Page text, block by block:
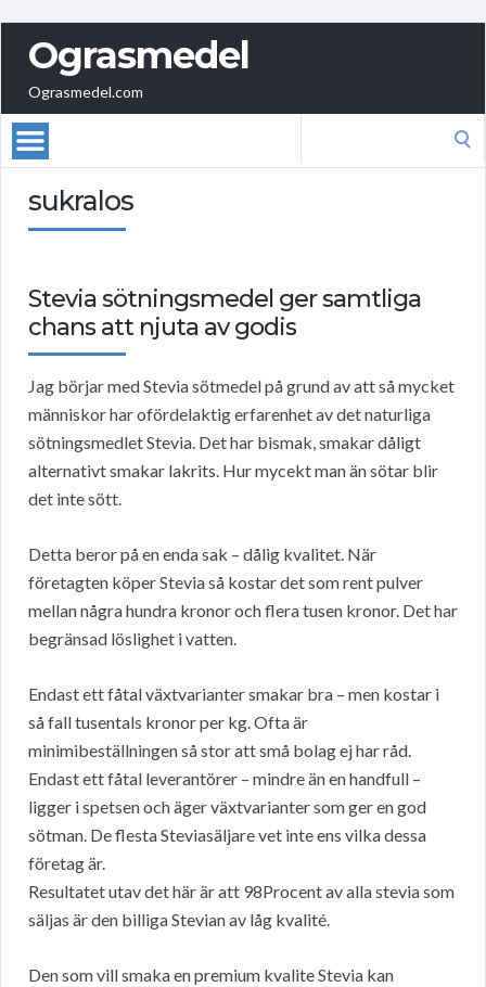
Ograsmedel
Ograsmedel.com
sukralos
Stevia sötningsmedel ger samtliga
chans att njuta av godis
Jag börjar med Stevia sötmedel på grund av att så mycket
människor har ofördelaktig erfarenhet av det naturliga
sötningsmedlet Stevia. Det har bismak, smakar dåligt
alternativt smakar lakrits. Hur mycekt man än sötar blir
det inte sött.
Detta beror på en enda sak – dålig kvalitet. När
företagten köper Stevia så kostar det som rent pulver
mellan några hundra kronor och flera tusen kronor. Det har
begränsad löslighet i vatten.
Endast ett fåtal växtvarianter smakar bra – men kostar i
så fall tusentals kronor per kg. Ofta är
minimibeställningen så stor att små bolag ej har råd.
Endast ett fåtal leverantörer – mindre än en handfull –
ligger i spetsen och äger växtvarianter som ger en god
sötman. De flesta Steviasäljare vet inte ens vilka dessa
företag är.
Resultatet utav det här är att 98Procent av alla stevia som
säljas är den billiga Stevian av låg kvalité.
Den som vill smaka en premium kvalite Stevia kan